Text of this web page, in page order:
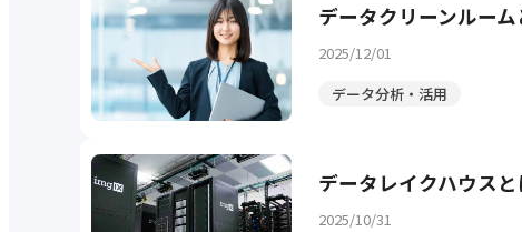
データクリーンルー
2025/12/01
データ分析・活用
データレイクハウス
2025/10/31